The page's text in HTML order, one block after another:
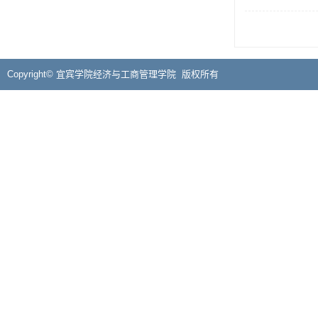
Copyright© 宜宾学院经济与工商管理学院 版权所有